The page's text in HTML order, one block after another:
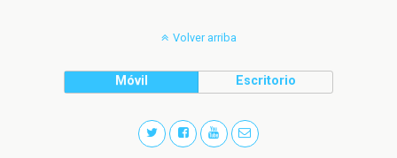
Volver arriba
Móvil Escritorio